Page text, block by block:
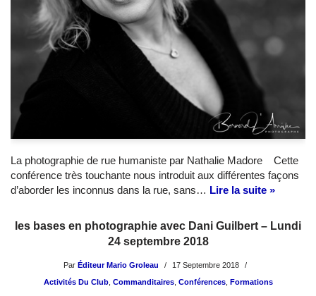
La photographie de rue humaniste par Nathalie Madore Cette
conférence très touchante nous introduit aux différentes façons
d’aborder les inconnus dans la rue, sans… Lire la suite »
les bases en photographie avec Dani Guilbert – Lundi
24 septembre 2018
Par Éditeur Mario Groleau
17 Septembre 2018
Activités Du Club, Commanditaires, Conférences, Formations